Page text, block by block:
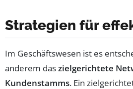
Strategien für
Im Geschäftswesen ist es
anderem daszielgerichtete
Kundenstamms. Ein